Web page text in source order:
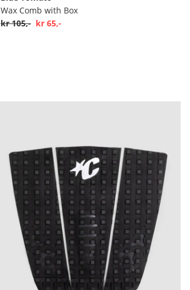
Wax Comb with Box
kr 105,- kr 65,-